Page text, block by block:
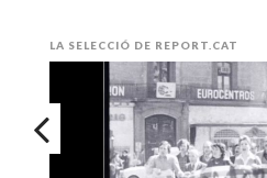
LA SELECCIÓ DE REPORT.CAT